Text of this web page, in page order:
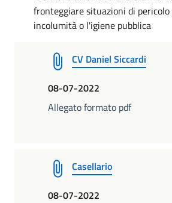
fronteggiare situazioni di
incolumità o l'igiene pubblica
CV Daniel Siccardi
08-07-2022
Allegato formato pdf
Casellario
08-07-2022